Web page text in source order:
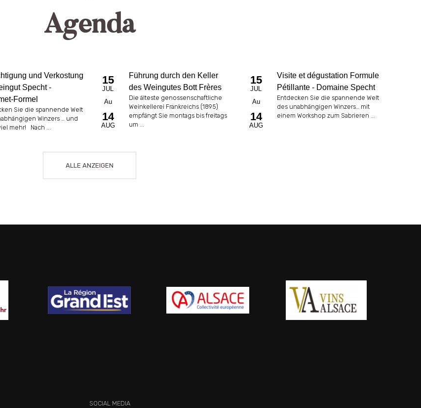
Agenda
und Verkostung
Specht -
Formel
Sie die spannende Welt
Winzers … und
mehr! Nach ...
15
JUL
Au
14
AUG
Führung durch den Keller
des Weingutes Bott Frères
Die älteste genossenschaftliche
Weinkellerei Frankreichs (1895)
empfängt Sie montags bis freitags
um ...
15
JUL
Au
14
AUG
Visite et dégustation Formule
Pétillante - Domaine Specht
Entdecken Sie die spannende Welt
des unabhängigen Winzers… mit
einem Workshop zum Sabrieren ...
ALLE ANZEIGEN
SOCIAL MEDIA